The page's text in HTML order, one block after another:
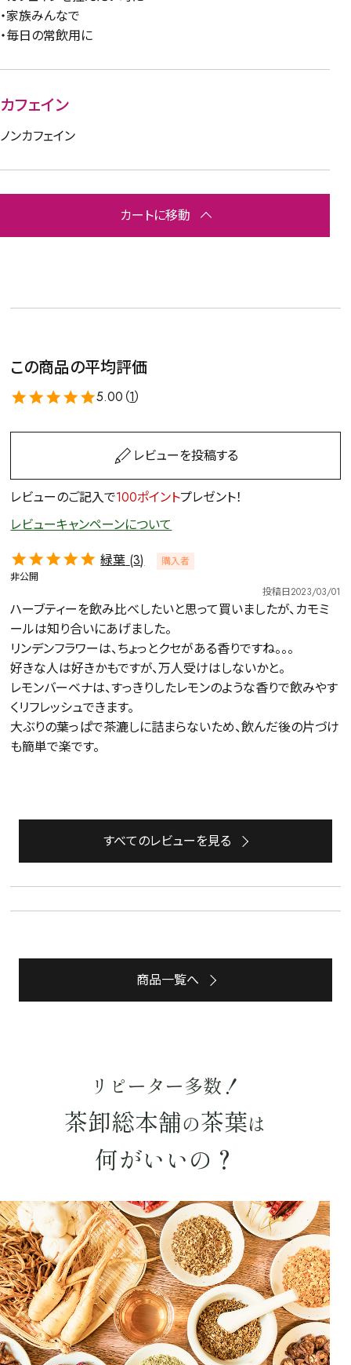
お試しルイボスカモミール仙鶴草深蒸し茶業務用大容量
予算・価格で探す
〜 円
茶葉を選択
健康茶 ハーブティー 緑茶
中国茶
紅茶
容量を選択
・家族みんなで
・毎日の常飲用に
カフェイン
ノンカフェイン
カートに移動
この商品の平均評価
5.00（1）
レビューを投稿する
レビューのご記入で100ポイントプレゼント！
レビューキャンペーンについて
緑葉 3
購入者
非公開
投稿日2023/03/01
ハーブティーを飲み比べしたいと思って買いましたが、カモミ
ールは知り合いにあげました。
リンデンフラワーは、ちょっとクセがある香りですね。。。
好きな人は好きかもですが、万人受けはしないかと。
レモンバーベナは、すっきりしたレモンのような香りで飲みやす
くリフレッシュできます。
大ぶりの葉っぱで茶漉しに詰まらないため、飲んだ後の片づけ
も簡単で楽です。
すべてのレビューを見る
商品一覧へ
リピーター多数！
茶卸総本舗の茶葉は
何がいいの？